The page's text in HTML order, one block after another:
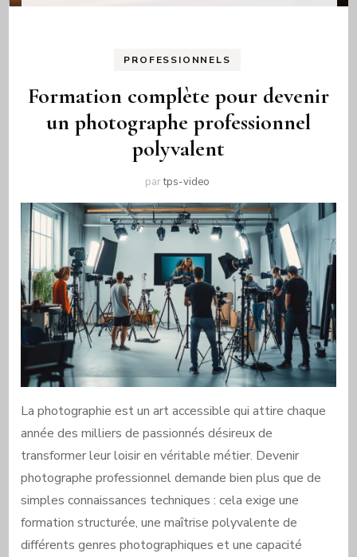
PROFESSIONNELS
Formation complète pour devenir
un photographe professionnel
polyvalent
partps-video
La photographie est un art accessible qui attire chaque
année des milliers de passionnés désireux de
transformer leur loisir en véritable métier. Devenir
photographe professionnel demande bien plus que de
simples connaissances techniques : cela exige une
formation structurée, une maîtrise polyvalente de
différents genres photographiques et une capacité